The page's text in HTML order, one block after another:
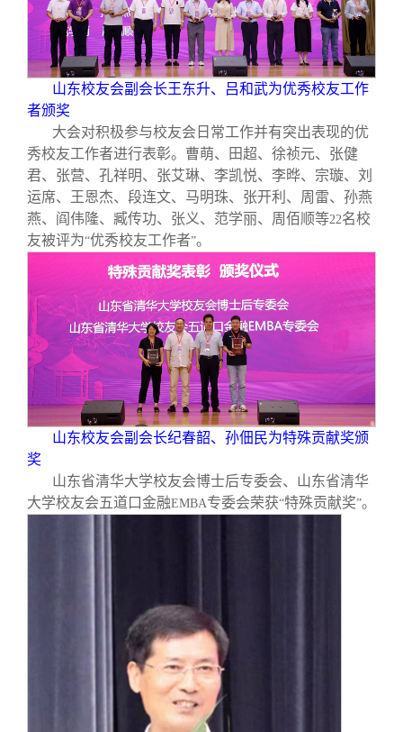
山东校友会副会长王东升、吕和武为优秀校友工作
者颁奖
大会对积极参与校友会日常工作并有突出表现的优
秀校友工作者进行表彰。曹萌、田超、徐祯元、张健
君、张营、孔祥明、张艾琳、李凯悦、李晔、宗璇、刘
运席、王恩杰、段连文、马明珠、张开利、周雷、孙燕
燕、阎伟隆、臧传功、张义、范学丽、周佰顺等22名校
友被评为“优秀校友工作者”。
山东校友会副会长纪春韶、孙佃民为特殊贡献奖颁
奖
山东省清华大学校友会博士后专委会、山东省清华
大学校友会五道口金融EMBA专委会荣获“特殊贡献奖”。